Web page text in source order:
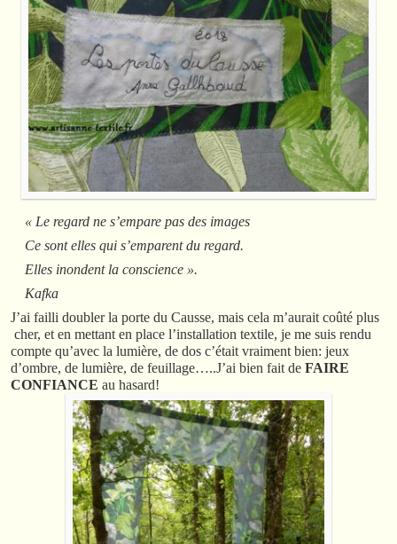
« Le regard ne s’empare pas des images
Ce sont elles qui s’emparent du regard.
Elles inondent la conscience ».
Kafka
J’ai failli doubler la porte du Causse, mais cela m’aurait coûté plus
cher, et en mettant en place l’installation textile, je me suis rendu
compte qu’avec la lumière, de dos c’était vraiment bien: jeux
d’ombre, de lumière, de feuillage…..J’ai bien fait de FAIRE
CONFIANCE au hasard!